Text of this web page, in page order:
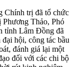
Chính trị đã tổ chức
Thảo, Phó
tỉnh Lâm Đồng đã
hội, công tác bầu
đánh giá lại một
đối với các chi bộ